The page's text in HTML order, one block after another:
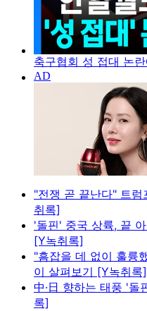
축구협회 성 접대 논
"전쟁 곧 끝난다" 트
취록]
'돌핀' 중국 상륙, 끝
[Y녹취록]
"흠잡을 데 없이 훌륭
이 살펴보기 [Y녹취록]
中·日 향하는 태풍 '돌
록]